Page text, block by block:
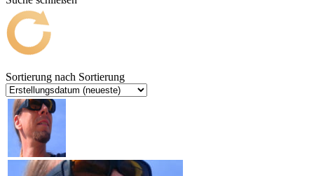
Sortierung nach Sortierung